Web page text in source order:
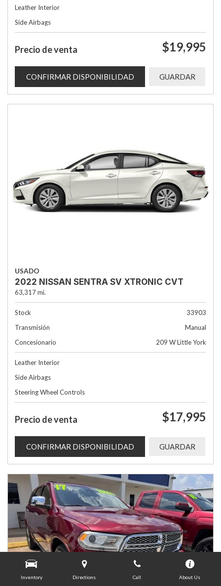
Inventory Directions Call About Us
Leather Interior
Side Airbags
Precio de venta $19,995
CONFIRMAR DISPONIBILIDAD GUARDAR
USADO
2022 NISSAN SENTRA SV XTRONIC CVT
63,317 mi.
Stock
33903
Transmisión
Manual
Concesionario
209 W Little York
Leather Interior
Side Airbags
Steering Wheel Controls
Precio de venta $17,995
CONFIRMAR DISPONIBILIDAD GUARDAR